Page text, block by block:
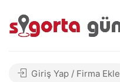
Giriş Yap / Firma Ekle